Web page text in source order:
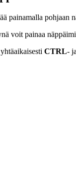
painamalla pohjaan
voit painaa
CTRL- ja